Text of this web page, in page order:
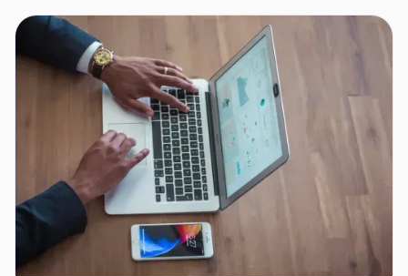
Buchhaltungsautomatisierung ein: ein System, das
aus realem Buchungsverhalten lernt und
selbstständig Buchungsregeln vorschlägt.